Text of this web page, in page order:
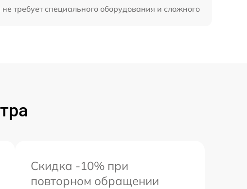
требует специального оборудования и сложного
Скидка -10% при
повторном обращении